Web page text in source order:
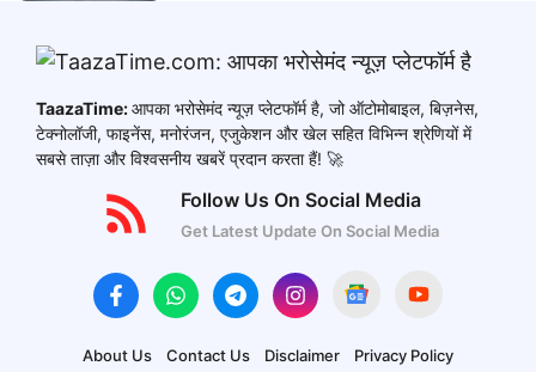
TaazaTime:आपका भरोसेमंद न्यूज़ प्लेटफॉर्म है, जो ऑटोमोबाइल, बिज़नेस,
टेक्नोलॉजी, फाइनेंस, मनोरंजन, एजुकेशन और खेल सहित विभिन्न श्रेणियों में
सबसे ताज़ा और विश्वसनीय खबरें प्रदान करता हैं! 🚀
Follow Us On Social Media
Get Latest Update On Social Media
About Us Contact Us Disclaimer Privacy Policy